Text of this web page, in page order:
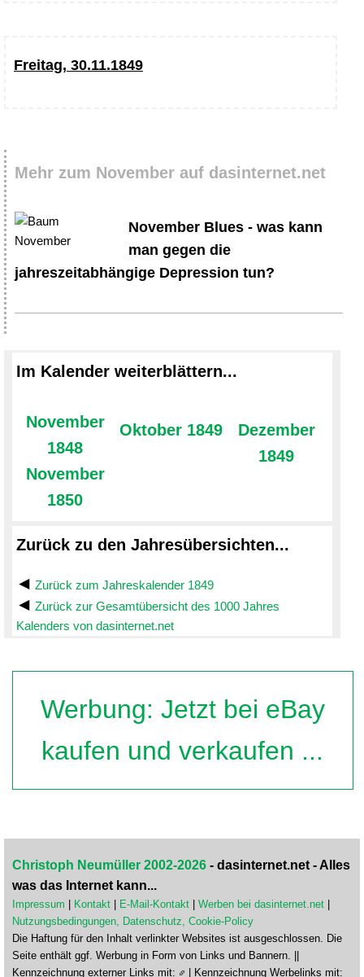
Freitag, 30.11.1849
Mehr zum November auf dasinternet.net
November Blues - was kann
man gegen die
jahreszeitabhängige Depression tun?
Im Kalender weiterblättern...
November
1848
November
1850
Oktober 1849
Dezember
1849
Zurück zu den Jahresübersichten...
Zurück zum Jahreskalender 1849
Zurück zur Gesamtübersicht des 1000 Jahres
Kalenders von dasinternet.net
Werbung: Jetzt bei eBay
kaufen und verkaufen ...
Christoph Neumüller 2002-2026 - dasinternet.net - Alles
was das Internet kann...
Impressum | Kontakt | E-Mail-Kontakt | Werben bei dasinternet.net |
Nutzungsbedingungen, Datenschutz, Cookie-Policy
Die Haftung für den Inhalt verlinkter Websites ist ausgeschlossen. Die
Seite enthält ggf. Werbung in Form von Links und Bannern. ||
Kennzeichnung externer Links mit:
| Kennzeichnung Werbelinks mit: